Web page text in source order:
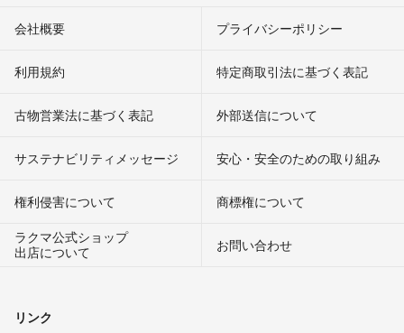
会社概要 プライバシーポリシー
利用規約 特定商取引法に基づく表記
古物営業法に基づく表記 外部送信について
サステナビリティメッセージ 安心・安全のための取り組み
権利侵害について
商標権について
ラクマ公式ショップ
出店について
お問い合わせ
リンク